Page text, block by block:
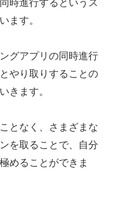
時進行するというス
ます。
グアプリの同時進行
やり取りすることの
きます。
となく、さまざまな
を取ることで、自分
めることができま